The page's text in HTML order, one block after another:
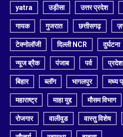
yatra उड़ीसा उत्तर प्रदेश
गायक गुजरात छत्तीसगढ़
टेक्नोलॉजी दिल्ली NCR दुर्घटना
न्यूज ब्रैक पंजाब पर्व प्रदेश
बिहार ब्लॉग भागलपुर मध्य
महाराष्ट्र माहा युद्द मौसम विभाग
रोजगार वालीवुड वास्तु विशेष